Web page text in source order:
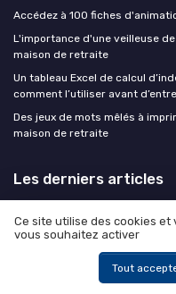
Accédez à 100 fiches
L'importance d'une veilleuse
maison de retraite
Un tableau Excel de calcul
comment l’utiliser avant
Des jeux de mots mêlés à
maison de retraite
Les derniers articles
retraite
Renouvellement automatique
Ce site utilise des cookies et
vous souhaitez activer
Tout